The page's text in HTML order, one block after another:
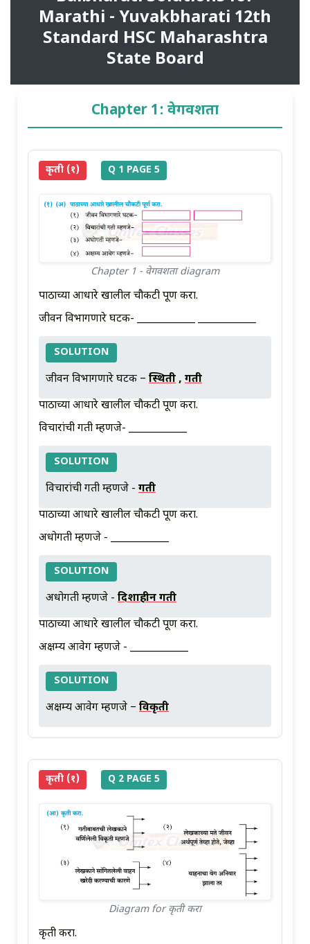
Marathi - Yuvakbharati 12th
Standard HSC Maharashtra
State Board
Chapter 1: वेगवशता
कृती (१) Q 1 PAGE 5
Chapter 1 - वेगवशता diagram
पाठाच्या आधारे खालील चौकटी पूर्ण करा.
जीवन विभागणारे घटक- ____________ ____________
SOLUTION
जीवन विभागणारे घटक – स्थिती , गती
पाठाच्या आधारे खालील चौकटी पूर्ण करा.
विचारांची गती म्हणजे- ____________
SOLUTION
विचारांची गती म्हणजे - प्रगती
पाठाच्या आधारे खालील चौकटी पूर्ण करा.
अधोगती म्हणजे - ____________
SOLUTION
अधोगती म्हणजे - दिशाहीन गती
पाठाच्या आधारे खालील चौकटी पूर्ण करा.
अक्षम्य आवेग म्हणजे - ____________
SOLUTION
अक्षम्य आवेग म्हणजे – विकृती
कृती (१) Q 2 PAGE 5
Diagram for कृती करा
कृती करा.